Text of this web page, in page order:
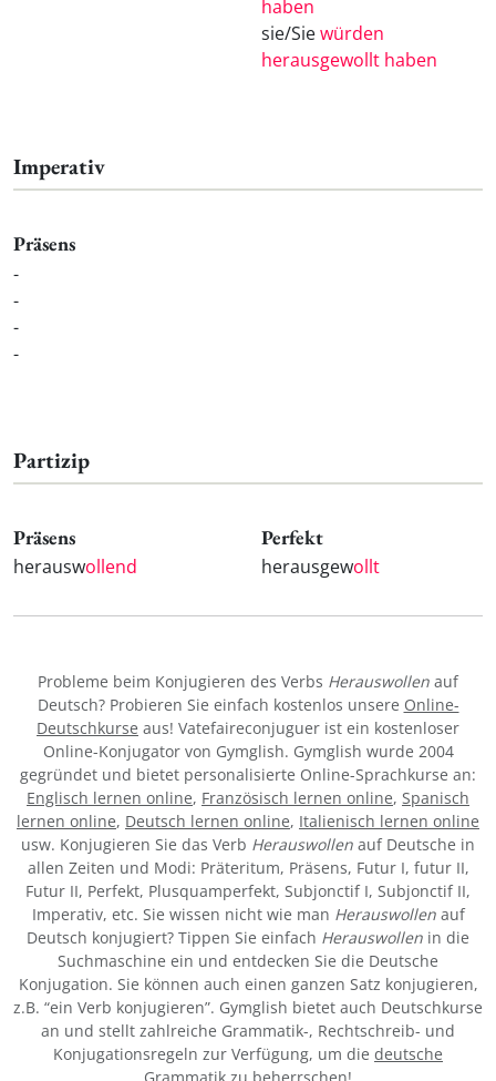
haben
sie/Siewürden
herausgewollt haben
Imperativ
Präsens
-
-
-
-
Partizip
Präsens
herauswollend
Perfekt
herausgewollt
Probleme beim Konjugieren des Verbs Herauswollen auf
Deutsch? Probieren Sie einfach kostenlos unsere Online-
Deutschkurse aus! Vatefaireconjuguer ist ein kostenloser
Online-Konjugator von Gymglish. Gymglish wurde 2004
gegründet und bietet personalisierte Online-Sprachkurse an:
Englisch lernen online, Französisch lernen online, Spanisch
lernen online, Deutsch lernen online, Italienisch lernen online
usw. Konjugieren Sie das Verb Herauswollen auf Deutsche in
allen Zeiten und Modi: Präteritum, Präsens, Futur I, futur II,
Futur II, Perfekt, Plusquamperfekt, Subjonctif I, Subjonctif II,
Imperativ, etc. Sie wissen nicht wie man Herauswollenauf
Deutsch konjugiert? Tippen Sie einfach Herauswollen in die
Suchmaschine ein und entdecken Sie die Deutsche
Konjugation. Sie können auch einen ganzen Satz konjugieren,
z.B. “ein Verb konjugieren”. Gymglish bietet auch Deutschkurse
an und stellt zahlreiche Grammatik-, Rechtschreib- und
Konjugationsregeln zur Verfügung, um die deutsche